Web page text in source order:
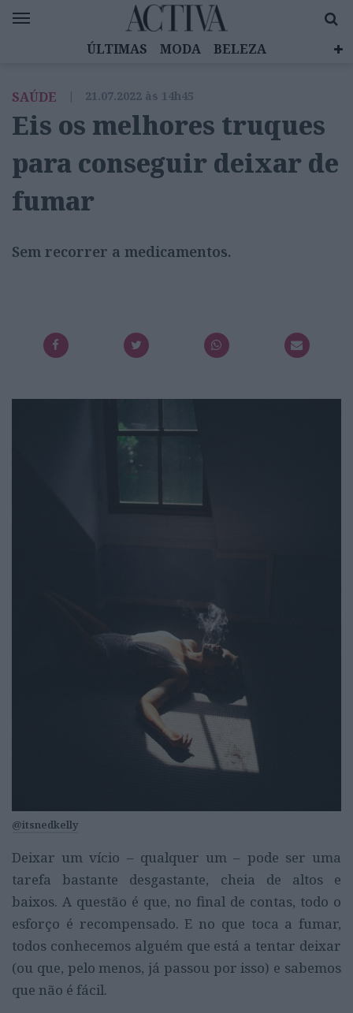
ÚLTIMAS MODA
BELEZA
EMOÇÕES
MULHERES INSPIRADORAS
DIZ QUEM SABE
ACTIVA BRAND STUDIO
SAÚDE | 21.07.2022 às 14h45
Eis os melhores truques
para conseguir deixar de
fumar
Sem recorrer a medicamentos.
@itsnedkelly
Deixar um vício – qualquer um – pode ser uma
tarefa bastante desgastante, cheia de altos e
baixos. A questão é que, no final de contas, todo o
esforço é recompensado. E no que toca a fumar,
todos conhecemos alguém que está a tentar deixar
(ou que, pelo menos, já passou por isso) e sabemos
que não é fácil.